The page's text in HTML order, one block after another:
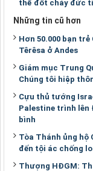
thể đốt cháy đức
Những tin cũ hơn
Hơn 50.000 bạn
Têrêsa ở Andes
Giám mục Trung
Chúng tôi hiệp
Cựu thủ tướng
Palestine trình lên
bình
Tòa Thánh ủng hộ
đến tội ác chống
Thượng HĐGM: